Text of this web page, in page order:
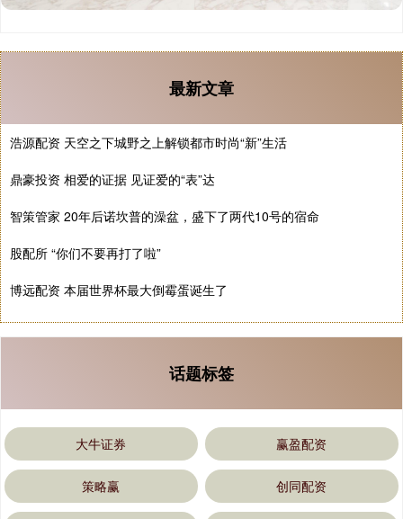
最新文章
浩源配资 天空之下城野之上解锁都市时尚“新”生活
鼎豪投资 相爱的证据 见证爱的“表”达
智策管家 20年后诺坎普的澡盆，盛下了两代10号的宿命
股配所 “你们不要再打了啦”
博远配资 本届世界杯最大倒霉蛋诞生了
话题标签
大牛证券 赢盈配资
策略赢 创同配资